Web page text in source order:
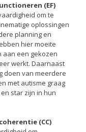
(EF)
om te
oplossingen
planning en
hier moeite
aan een gekozen
werkt. Daarnaast
doen van meerdere
met autisme graag
star zijn in hun
(CC)